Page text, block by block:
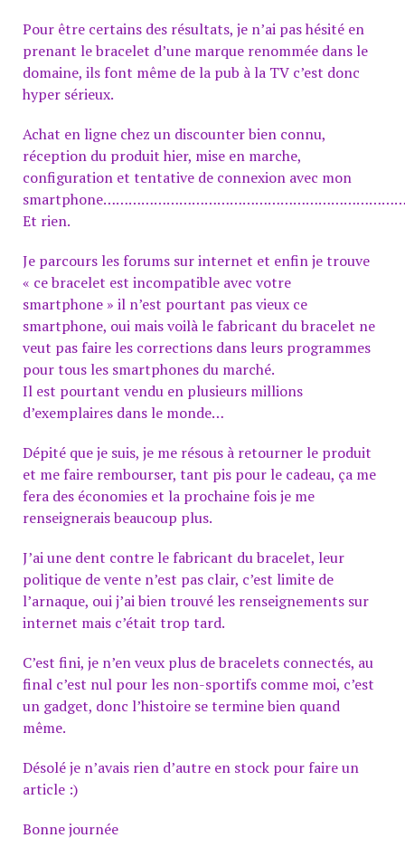
Pour être certains des résultats, je n’ai pas hésité en
prenant le bracelet d’une marque renommée dans le
domaine, ils font même de la pub à la TV c’est donc
hyper sérieux.
Achat en ligne chez un discounter bien connu,
réception du produit hier, mise en marche,
configuration et tentative de connexion avec mon
Et rien.
Je parcours les forums sur internet et enfin je trouve
« ce bracelet est incompatible avec votre
smartphone » il n’est pourtant pas vieux ce
smartphone, oui mais voilà le fabricant du bracelet ne
veut pas faire les corrections dans leurs programmes
pour tous les smartphones du marché.
Il est pourtant vendu en plusieurs millions
d’exemplaires dans le monde…
Dépité que je suis, je me résous à retourner le produit
et me faire rembourser, tant pis pour le cadeau, ça me
fera des économies et la prochaine fois je me
renseignerais beaucoup plus.
J’ai une dent contre le fabricant du bracelet, leur
politique de vente n’est pas clair, c’est limite de
l’arnaque, oui j’ai bien trouvé les renseignements sur
internet mais c’était trop tard.
C’est fini, je n’en veux plus de bracelets connectés, au
final c’est nul pour les non-sportifs comme moi, c’est
un gadget, donc l’histoire se termine bien quand
même.
Désolé je n’avais rien d’autre en stock pour faire un
article :)
Bonne journée